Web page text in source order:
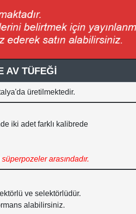
AV TÜFEĞİ
üretilmektedir.
iki adet farklı kalibrede
arasındadır.
ve selektörlüdür.
alabilirsiniz.